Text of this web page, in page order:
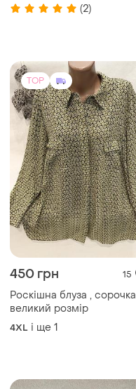
(2)
TOP
450 грн 15
Роскішна блуза , сорочка
великий розмір
4XL і ще 1